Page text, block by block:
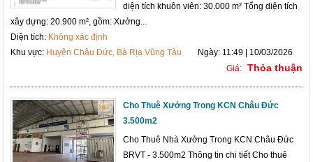
diện tích khuôn viên: 30.000 m² Tổng diện tích
xây dựng: 20.900 m², gồm: Xưởng...
Diện tích: Không xác định
Khu vực: Huyện Châu Đức, Bà Rịa Vũng Tàu
Ngày: 11:49 | 10/03/2026
Giá: Thỏa thuận
Cho Thuê Xưởng Trong KCN Châu Đức
3.500m2
Cho Thuê Nhà Xưởng Trong KCN Châu Đức
BRVT - 3.500m2 Thông tin chi tiết Cho thuê